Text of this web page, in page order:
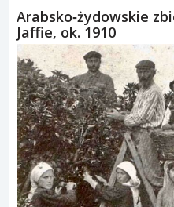
Arabsko‑żydowskie
Jaffie, ok. 1910